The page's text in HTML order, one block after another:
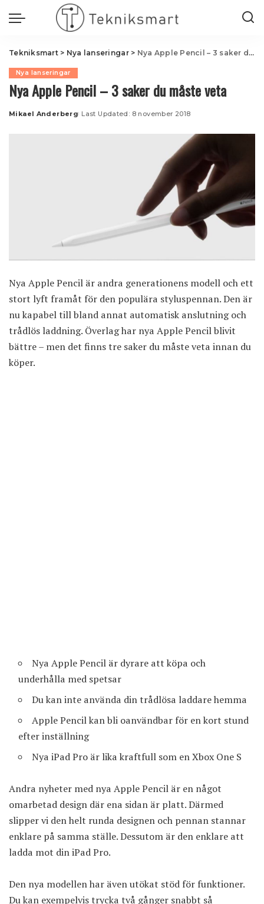
Tekniksmart> Nya lanseringar> Nya Apple Pencil – 3 saker du måste veta
Nya lanseringar
Nya Apple Pencil – 3 saker du måste veta
Posted
Mikael Anderberg Last Updated: 8 november 2018
Nya Apple Pencil är andra generationens modell och ett
stort lyft framåt för den populära styluspennan. Den är
nu kapabel till bland annat automatisk anslutning och
trådlös laddning. Överlag har nya Apple Pencil blivit
bättre – men det finns tre saker du måste veta innan du
köper.
Nya Apple Pencil är dyrare att köpa och
underhålla med spetsar
Du kan inte använda din trådlösa laddare hemma
Apple Pencil kan bli oanvändbar för en kort stund
efter inställning
Nya iPad Pro är lika kraftfull som en Xbox One S
Andra nyheter med nya Apple Pencil är en något
omarbetad design där ena sidan är platt. Därmed
slipper vi den helt runda designen och pennan stannar
enklare på samma ställe. Dessutom är den enklare att
ladda mot din iPad Pro.
Den nya modellen har även utökat stöd för funktioner.
Du kan exempelvis trycka två gånger snabbt så